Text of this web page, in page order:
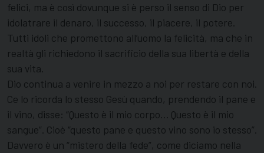
felici, ma è così dovunque si è perso il senso di Dio per
idolatrare il denaro, il successo, il piacere, il potere.
Tutti idoli che promettono all’uomo la felicità, ma che in
realtà gli richiedono il sacrificio della sua libertà e della
sua vita.
Dio continua a venire in mezzo a noi per restare con noi.
Ce lo ricorda lo stesso Gesù quando, prendendo il pane e
il vino, disse: “Questo è il mio corpo… Questo è il mio
sangue”. Cioè “questo pane e questo vino sono io stesso”.
Davvero è un “mistero della fede”, come diciamo nella